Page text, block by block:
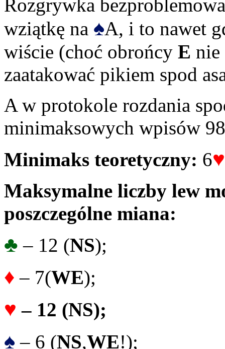
Rozgrywka
wziątkę na ♠A, i to nawet
wiście (choć obrońcy E nie
zaatakować pikiem spod
A w protokole rozdania
minimaksowych wpisów
Minimaks teoretyczny: 6♥
Maksymalne liczby lew
poszczególne miana:
♣ – 12 (NS);
♦ – 7(WE);
♥ – 12 (NS);
♠ – 6 (NS,WE!);